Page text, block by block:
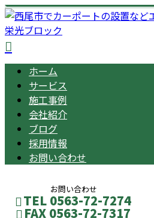
ホーム
サービス
施工事例
会社紹介
ブログ
採用情報
お問い合わせ
お問い合わせ
TEL 0563-72-7274
FAX 0563-72-7317